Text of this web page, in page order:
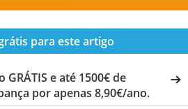
para este artigo
GRÁTIS e até 1500€ de
por apenas 8,90€/ano.